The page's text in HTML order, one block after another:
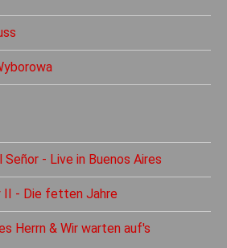
- Live in Buenos Aires
II - Die fetten Jahre
Herrn & Wir warten auf's